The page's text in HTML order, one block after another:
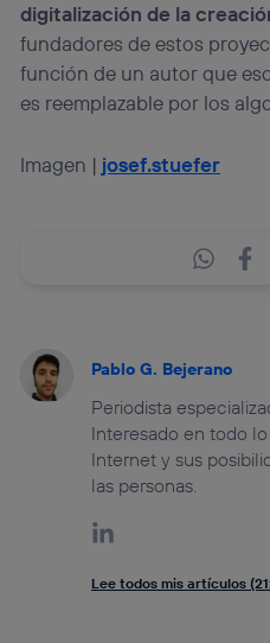
digitalización de la
fundadores de estos
función de un autor que
es reemplazable por los
Imagen | josef.stuefer
Pablo G. Bejerano
Periodista
Interesado en todo
Internet y sus
las personas.
Lee todos mis artículos